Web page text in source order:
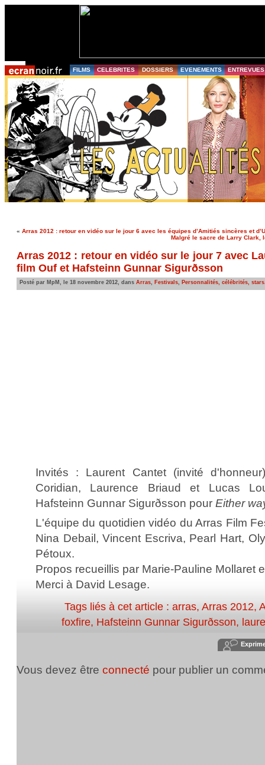
FILMS CELEBRITES DOSSIERS EVENEMENTS ENTREVUES
« Arras 2012 : retour en vidéo sur le jour 6 avec les équipes d’Amitiés sincères et
Malgré le sacre de Larry Clark,
Arras 2012 : retour en vidéo sur le jour 7 avec
film Ouf et Hafsteinn Gunnar Sigurðsson
Posté par MpM, le 18 novembre 2012, dans Arras, Festivals, Personnalités, célébrités, stars
Invités : Laurent Cantet (invité
Coridian, Laurence Briaud et Lucas
Hafsteinn Gunnar Sigurðsson pour Either
L'équipe du quotidien vidéo du Arras Film
Nina Debail, Vincent Escriva, Pearl Hart,
Pétoux.
Propos recueillis par Marie-Pauline Mollaret
Merci à David Lesage.
Tags liés à cet article : arras, Arras 2012,
foxfire, Hafsteinn Gunnar Sigurðsson,
Vous devez être connecté pour publier un